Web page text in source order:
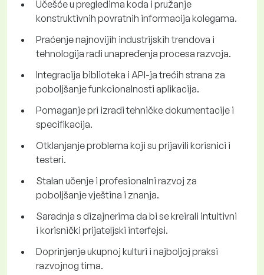
Učešće u pregledima koda i pružanje
konstruktivnih povratnih informacija kolegama.
Praćenje najnovijih industrijskih trendova i
tehnologija radi unapređenja procesa razvoja.
Integracija biblioteka i API-ja trećih strana za
poboljšanje funkcionalnosti aplikacija.
Pomaganje pri izradi tehničke dokumentacije i
specifikacija.
Otklanjanje problema koji su prijavili korisnici i
testeri.
Stalan učenje i profesionalni razvoj za
poboljšanje vještina i znanja.
Saradnja s dizajnerima da bi se kreirali intuitivni
i korisnički prijateljski interfejsi.
Doprinjenje ukupnoj kulturi i najboljoj praksi
razvojnog tima.